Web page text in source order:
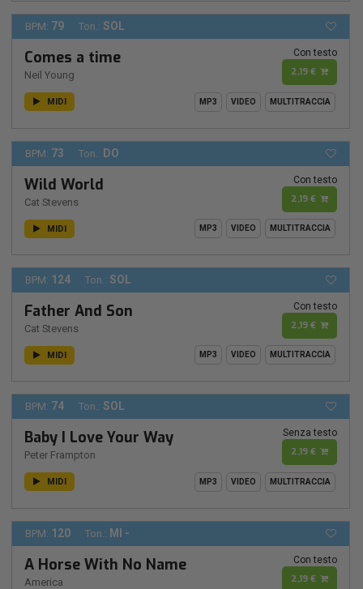
BPM: 79 Ton.: SOL
Comes a time
Neil Young
Con testo
2,19 €
MIDI MP3 VIDEO MULTITRACCIA
BPM: 73 Ton.: DO
Wild World
Cat Stevens
Con testo
2,19 €
MIDI MP3 VIDEO MULTITRACCIA
BPM: 124 Ton.: SOL
Father And Son
Cat Stevens
Con testo
2,19 €
MIDI MP3 VIDEO MULTITRACCIA
BPM: 74 Ton.: SOL
Baby I Love Your Way
Peter Frampton
Senza testo
2,19 €
MIDI MP3 VIDEO MULTITRACCIA
BPM: 120 Ton.: MI -
A Horse With No Name
America
Con testo
2,19 €